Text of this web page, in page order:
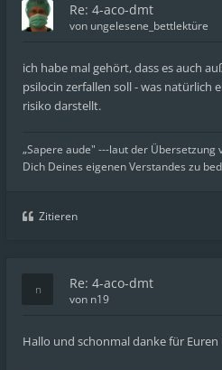
Re: 4-aco-dmt
von ungelesene_bettlektüre
ich habe mal gehört, dass es auch
psilocin zerfallen soll - was natürlich
risiko darstellt.
„Sapere aude" ---laut der Übersetzung
Dich Deines eigenen Verstandes zu
Zitieren
Re: 4-aco-dmt
von n19
Hallo und schonmal danke für